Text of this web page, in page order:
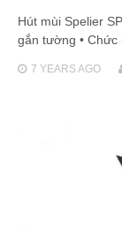
Hút mùi Spelier
gắn tường • Chức
7 YEARSAGO